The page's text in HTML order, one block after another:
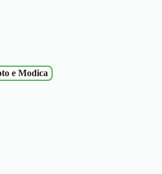
e Modica